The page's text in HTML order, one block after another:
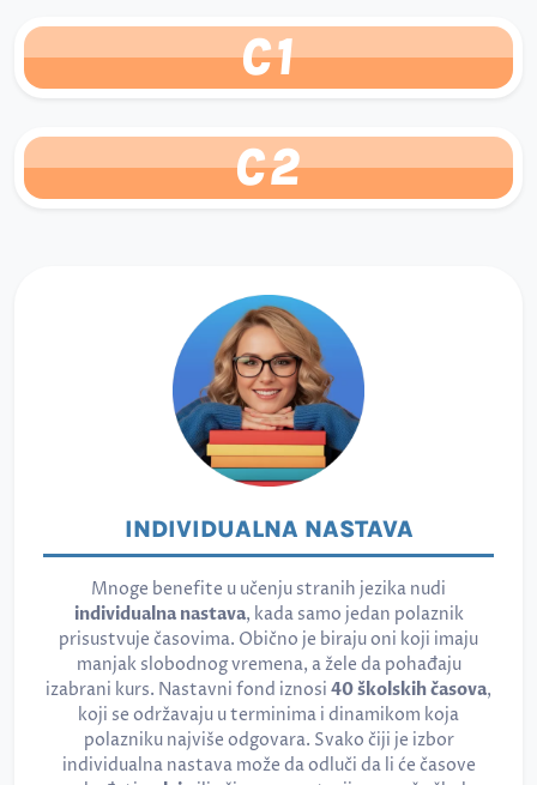
C1
C2
INDIVIDUALNA NASTAVA
Mnoge benefite u učenju stranih jezika nudi
individualna nastava, kada samo jedan polaznik
prisustvuje časovima. Obično je biraju oni koji imaju
manjak slobodnog vremena, a žele da pohađaju
izabrani kurs. Nastavni fond iznosi 40 školskih časova,
koji se održavaju u terminima i dinamikom koja
polazniku najviše odgovara. Svako čiji je izbor
individualna nastava može da odluči da li će časove